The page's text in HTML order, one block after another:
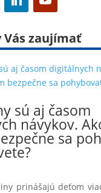
Vás zaujímať
sú aj časom
návykov.
sa
prinášajú deťom